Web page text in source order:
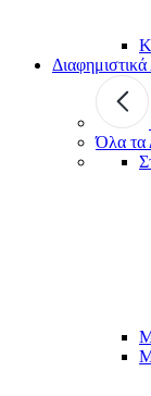
Όλα τα